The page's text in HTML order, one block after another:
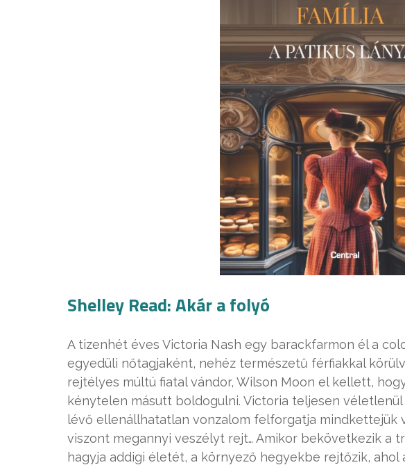
Shelley Read: Akár a folyó
A tizenhét éves Victoria Nash egy barackfarmon él a
egyedüli nőtagjaként, nehéz természetű férfiakkal
rejtélyes múltú fiatal vándor, Wilson Moon el kellett,
kénytelen másutt boldogulni. Victoria teljesen
lévő ellenállhatatlan vonzalom felforgatja mindkettejük
viszont megannyi veszélyt rejt… Amikor bekövetkezik a
hagyja addigi életét, a környező hegyekbe rejtőzik,